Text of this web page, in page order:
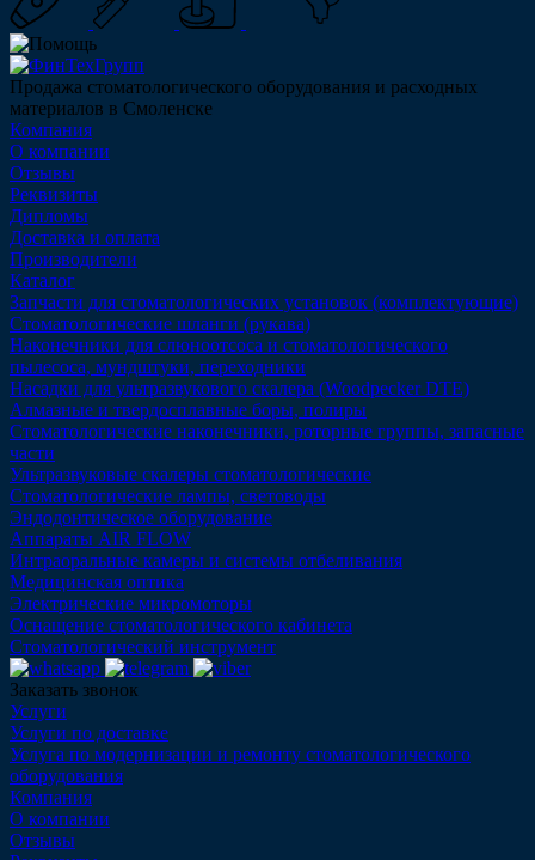
Продажа стоматологического оборудования и расходных
материалов в Смоленске
Компания
О компании
Отзывы
Реквизиты
Дипломы
Доставка и оплата
Производители
Каталог
Запчасти для стоматологических установок (комплектующие)
Стоматологические шланги (рукава)
Наконечники для слюноотсоса и стоматологического
пылесоса, мундштуки, переходники
Насадки для ультразвукового скалера (Woodpecker DTE)
Алмазные и твердосплавные боры, полиры
Стоматологические наконечники, роторные группы, запасные
части
Ультразвуковые скалеры стоматологические
Стоматологические лампы, световоды
Эндодонтическое оборудование
Аппараты AIR FLOW
Интраоральные камеры и системы отбеливания
Медицинская оптика
Электрические микромоторы
Оснащение стоматологического кабинета
Стоматологический инструмент
Заказать звонок
Услуги
Услуги по доставке
Услуга по модернизации и ремонту стоматологического
оборудования
Компания
О компании
Отзывы